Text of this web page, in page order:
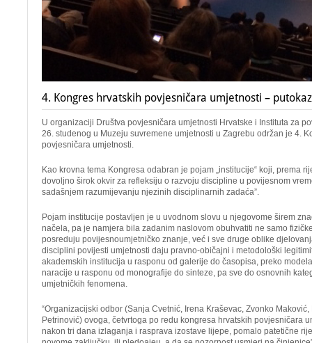
4. Kongres hrvatskih povjesničara umjetnosti –
U organizaciji Društva povjesničara umjetnosti Hrvatske i Instituta za
26. studenog u Muzeju suvremene umjetnosti u Zagrebu održan je 4.
povjesničara umjetnosti.
Kao krovna tema Kongresa odabran je pojam „institucije“ koji, prema
dovoljno širok okvir za refleksiju o razvoju discipline u povijesnom
sadašnjem razumijevanju njezinih disciplinarnih zadaća”.
Pojam institucije postavljen je u uvodnom slovu u njegovome širem
načela, pa je namjera bila zadanim naslovom obuhvatiti ne samo
posreduju povijesnoumjetničko znanje, već i sve druge oblike
disciplini povijesti umjetnosti daju pravno-običajni i metodološki
akademskih institucija u rasponu od galerije do časopisa, preko
naracije u rasponu od monografije do sinteze, pa sve do osnovnih
umjetničkih fenomena.
“Organizacijski odbor (Sanja Cvetnić, Irena Kraševac, Zvonko
Petrinović) ovoga, četvrtoga po redu kongresa hrvatskih povjesničara
nakon tri dana izlaganja i rasprava izostave lijepe, pomalo patetične